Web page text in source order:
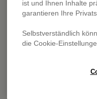
ist und Ihnen Inhalte
garantieren Ihre
Selbstverständlich
die Cookie-